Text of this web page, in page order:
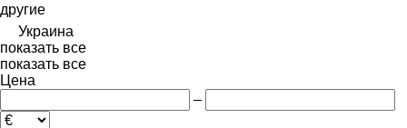
другие
Украина
показать все
показать все
Цена
–